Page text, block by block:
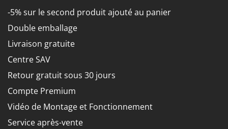
Prismafood
R
Rato
Reber
Redback
Resto Italia
Ribimex
-5% sur le second produit ajouté au panier
Double emballage
Livraison gratuite
Centre SAV
Retour gratuit sous 30 jours
Compte Premium
Vidéo de Montage et Fonctionnement
Service après-vente